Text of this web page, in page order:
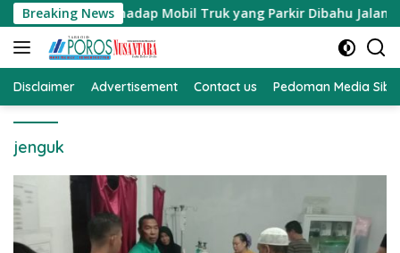
Langsung
ke
konten
Breaking News
Terhadap Mobil Truk yang Parkir Dibahu Jalan di Tol CSI
Disclaimer Advertisement Contact us Pedoman Media
jenguk